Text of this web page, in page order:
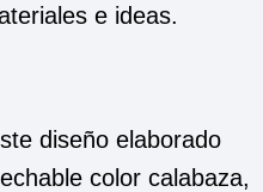
e ideas.
diseño elaborado
color calabaza,